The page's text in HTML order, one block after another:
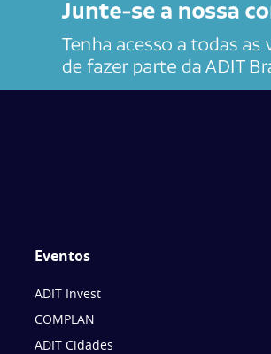
Eventos
ADIT Invest
COMPLAN
ADIT Cidades